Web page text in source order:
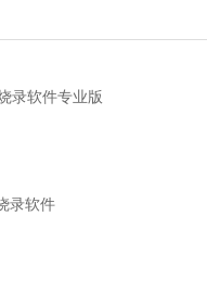
录软件专业版
录软件